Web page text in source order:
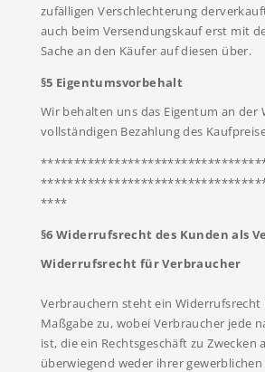
zufälligen Verschlechterung
auch beim Versendungskauf erst mit
Sache an den Käufer auf diesen über.
§5 Eigentumsvorbehalt
Wir behalten uns das Eigentum an der
vollständigen Bezahlung des
****
§6 Widerrufsrecht des Kunden als
Widerrufsrecht für Verbraucher
Verbrauchern steht ein Widerrufsrecht
Maßgabe zu, wobei Verbraucher jede
ist, die ein Rechtsgeschäft zu Zwecken
überwiegend weder ihrer